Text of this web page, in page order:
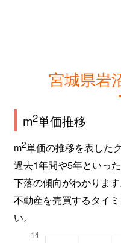
宮城県岩
m2単価推移
m2単価の推移を表した
過去1年間や5年といっ
下落の傾向がわかります
不動産を売買するタイ
い。